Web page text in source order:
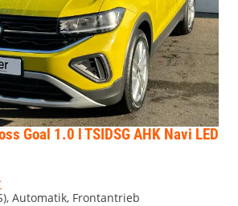
Goal 1.0 l TSIDSG AHK Navi LED
Automatik, Frontantrieb